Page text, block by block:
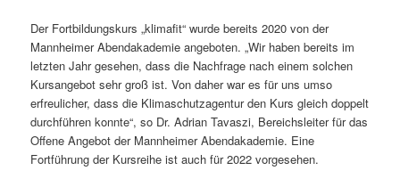
Der Fortbildungskurs „klimafit“ wurde bereits 2020 von der
Mannheimer Abendakademie angeboten. „Wir haben bereits im
letzten Jahr gesehen, dass die Nachfrage nach einem solchen
Kursangebot sehr groß ist. Von daher war es für uns umso
erfreulicher, dass die Klimaschutzagentur den Kurs gleich doppelt
durchführen konnte“, so Dr. Adrian Tavaszi, Bereichsleiter für das
Offene Angebot der Mannheimer Abendakademie. Eine
Fortführung der Kursreihe ist auch für 2022 vorgesehen.